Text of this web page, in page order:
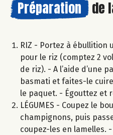
Préparation de
RIZ - Portez à ébullition
pour le riz (comptez 2
de riz). - A l’aide d’une
basmati et faites-le
le paquet. - Égouttez et
LÉGUMES - Coupez le
champignons, puis
coupez-les en lamelles.